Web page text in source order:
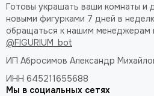
Готовы украшать ваши комнаты и
новыми фигурками 7 дней в
обращаться к нашим менеджерам
@FIGURIUM_bot
ИП Абросимов Александр
ИНН 645211655688
Мы в социальных сетях